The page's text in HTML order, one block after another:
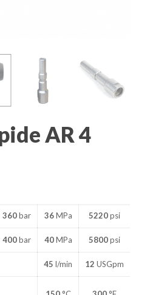
AR 4
360bar 36MPa 5220psi
400bar 40MPa 5800psi
45 l/min 12 USGpm